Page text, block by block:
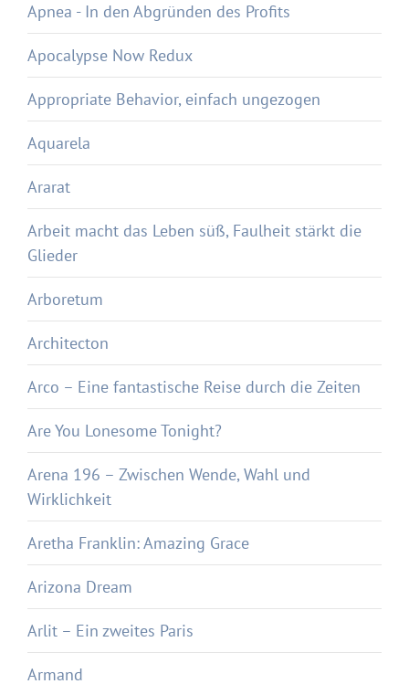
Apnea - In den Abgründen des Profits
Apocalypse Now Redux
Appropriate Behavior, einfach ungezogen
Aquarela
Ararat
Arbeit macht das Leben süß, Faulheit stärkt die
Glieder
Arboretum
Architecton
Arco – Eine fantastische Reise durch die Zeiten
Are You Lonesome Tonight?
Arena 196 – Zwischen Wende, Wahl und
Wirklichkeit
Aretha Franklin: Amazing Grace
Arizona Dream
Arlit – Ein zweites Paris
Armand